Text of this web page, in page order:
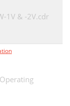
1V & -2V.cdr